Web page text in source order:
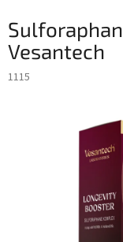
Vesantech
1115